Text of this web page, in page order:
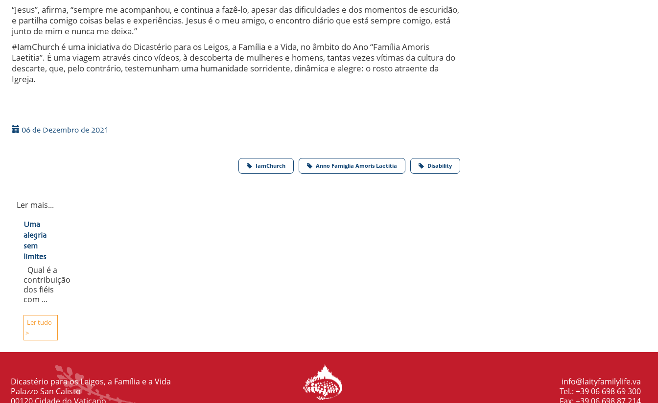
“Jesus”, afirma, “sempre me acompanhou, e continua a fazê-lo, apesar das dificuldades e dos momentos de escuridão,
e partilha comigo coisas belas e experiências. Jesus é o meu amigo, o encontro diário que está sempre comigo, está
junto de mim e nunca me deixa.”
#IamChurch é uma iniciativa do Dicastério para os Leigos, a Família e a Vida, no âmbito do Ano “Família Amoris
Laetitia”. É uma viagem através cinco vídeos, à descoberta de mulheres e homens, tantas vezes vítimas da cultura do
descarte, que, pelo contrário, testemunham uma humanidade sorridente, dinâmica e alegre: o rosto atraente da
Igreja.
06 de Dezembro de 2021
Disability
Anno Famiglia Amoris Laetitia
IamChurch
Ler mais...
Uma
alegria
sem
limites
Qual é a
contribuição
dos fiéis
com ...
Ler tudo
>
Dicastério para os Leigos, a Família e a Vida
Palazzo San Calisto
info@laityfamilylife.va
Tel.: +39 06 698 69 300